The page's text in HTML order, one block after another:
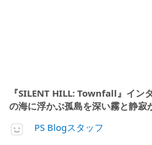
『SILENT HILL: Townfall』イン
の海に浮かぶ孤島を深い霧と静
PS Blogスタッフ